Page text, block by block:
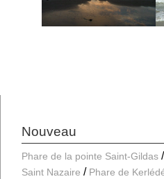
Nouveau
Phare de la pointe Saint-Gildas
Saint Nazaire
Phare de